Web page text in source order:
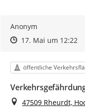
Anonym
Zeitpunkt des
Zeitpunkt des
17. Mai um 12:22
Kategorie
öffentliche
Ort
47509 Rheurdt,